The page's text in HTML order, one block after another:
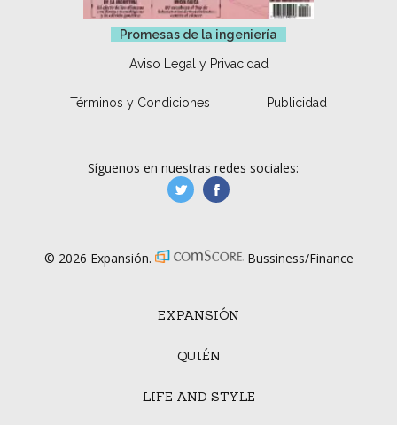
Promesas de la ingeniería
Aviso Legal y Privacidad
Términos y Condiciones Publicidad
EXPANSIÓN
QUIÉN
LIFE AND STYLE
Síguenos en nuestras redes sociales:
manufacturaGE
© 2026 Expansión. Bussiness/Finance